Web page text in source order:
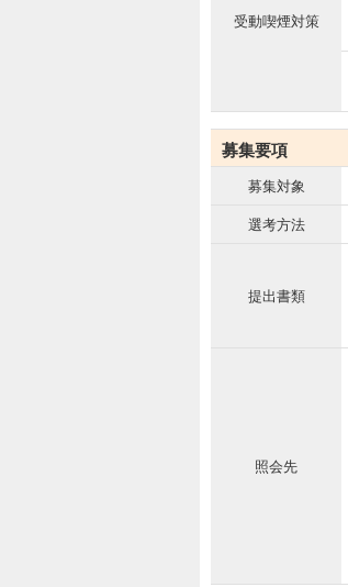
受動喫煙対策
募集要項
募集対象
選考方法
提出書類
照会先